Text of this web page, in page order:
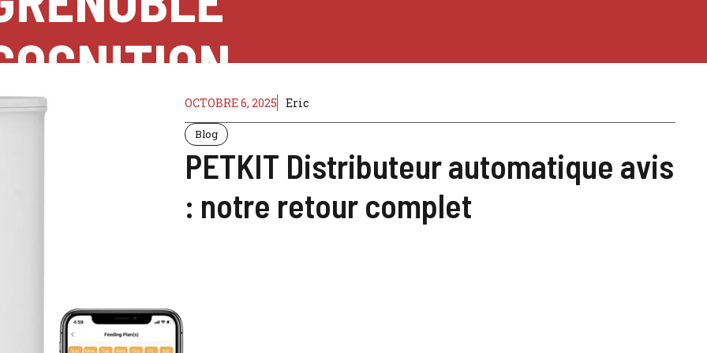
OCTOBRE 6, 2025 Eric
Blog
PETKIT Distributeur automatique avis
: notre retour complet